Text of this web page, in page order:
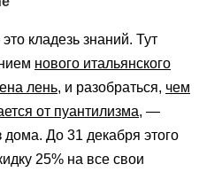
кладезь знаний. Тут
нового итальянского
лень, и разобраться, чем
от пуантилизма, —
дома. До 31 декабря этого
25% на все свои